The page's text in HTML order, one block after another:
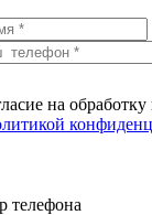
на
телефона